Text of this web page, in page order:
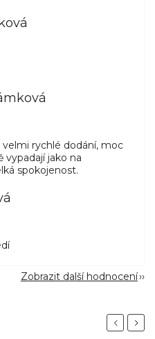
rychlé dodání, moc
vypadají jako na
spokojenost.
Zobrazit další hodnocení
Previous
Next